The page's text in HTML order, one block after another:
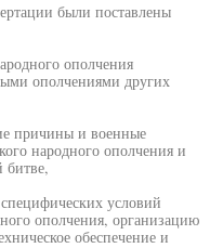
были поставлены
ополчения
ополчениями других
причины и военные
народного ополчения и
битве,
условий
ополчения, организацию
обеспечение и